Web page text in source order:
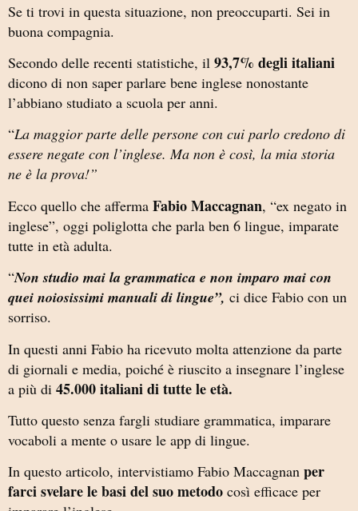
Se ti trovi in questa situazione, non preoccuparti. Sei in
buona compagnia.
Secondo delle recenti statistiche, il 93,7% degli italiani
dicono di non saper parlare bene inglese nonostante
l’abbiano studiato a scuola per anni.
“La maggior parte delle persone con cui parlo credono di
essere negate con l’inglese. Ma non è così, la mia storia
ne è la prova!”
Ecco quello che afferma Fabio Maccagnan, “ex negato in
inglese”, oggi poliglotta che parla ben 6 lingue, imparate
tutte in età adulta.
“Non studio mai la grammatica e non imparo mai con
quei noiosissimi manuali di lingue”, ci dice Fabio con un
sorriso.
In questi anni Fabio ha ricevuto molta attenzione da parte
di giornali e media, poiché è riuscito a insegnare l’inglese
a più di 45.000 italiani di tutte le età.
Tutto questo senza fargli studiare grammatica, imparare
vocaboli a mente o usare le app di lingue.
In questo articolo, intervistiamo Fabio Maccagnan per
farci svelare le basi del suo metodo così efficace per